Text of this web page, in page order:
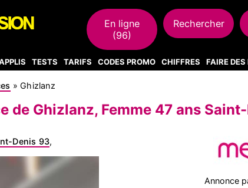
En ligne
(96)
Rechercher
TESTS TARIFS CODES PROMO CHIFFRES FAIRE
»Ghizlanz
de Ghizlanz, Femme 47 ans
Denis 93,
Annonce